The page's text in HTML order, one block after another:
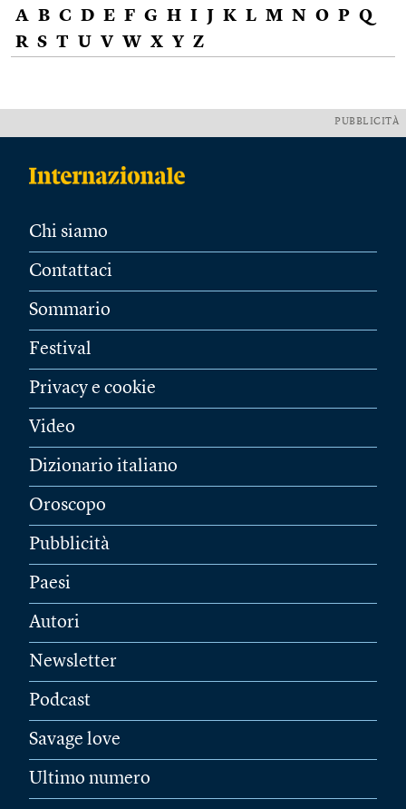
A B C D E F G H I J K L M N O P Q
R S T U V W X Y Z
PUBBLICITÀ
Chi siamo
Contattaci
Sommario
Festival
Privacy e cookie
Video
Dizionario italiano
Oroscopo
Pubblicità
Paesi
Autori
Newsletter
Podcast
Savage love
Ultimo numero